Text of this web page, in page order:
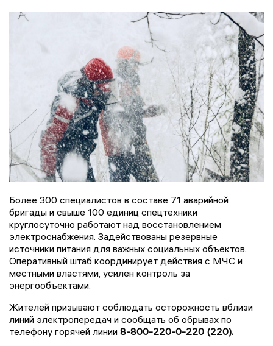
Более 300 специалистов в составе 71 аварийной
бригады и свыше 100 единиц спецтехники
круглосуточно работают над восстановлением
электроснабжения. Задействованы резервные
источники питания для важных социальных объектов.
Оперативный штаб координирует действия с МЧС и
местными властями, усилен контроль за
энергообъектами.
Жителей призывают соблюдать осторожность вблизи
линий электропередач и сообщать об обрывах по
телефону горячей линии 8-800-220-0-220 (220).